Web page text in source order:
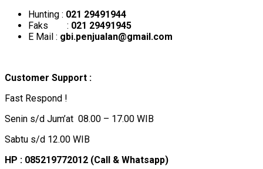
Hunting : 021 29491944
Faks : 021 29491945
E Mail : gbi.penjualan@gmail.com
Customer Support :
Fast Respond !
Senin s/d Jum’at 08.00 – 17.00 WIB
Sabtu s/d 12.00 WIB
HP : 085219772012 (Call & Whatsapp)